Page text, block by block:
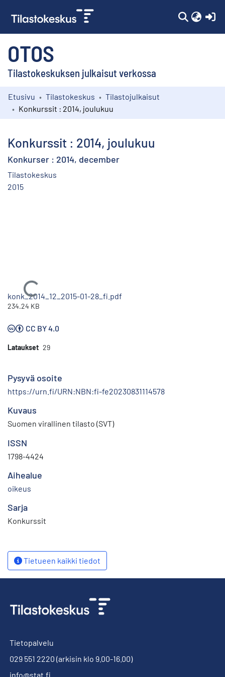
OTOS
Tilastokeskuksen julkaisut verkossa
Kokoelmat
Etusivu Tilastokeskus
Tilastojulkaisut
Konkurssit : 2014, joulukuu
Konkurssit : 2014, joulukuu
Konkurser : 2014, december
Tilastokeskus
2015
Ladataan...
konk_2014_12_2015-01-28_fi.pdf
234.24 KB
CC BY 4.0
Lataukset 29
Pysyvä osoite
https://urn.fi/URN:NBN:fi-fe20230831114578
Kuvaus
Suomen virallinen tilasto (SVT)
ISSN
1798-4424
Aihealue
oikeus
Sarja
Konkurssit
Tietueen kaikki tiedot
Tietopalvelu
029 551 2220 (arkisin klo 9.00-16.00)
info@stat.fi